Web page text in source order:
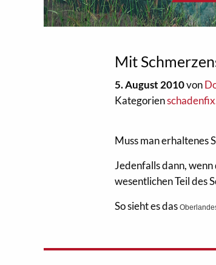
Mit
5. August 2010von
Kategorien
Muss man erhaltenes
Jedenfalls dann,
wesentlichen Teil des
So sieht es das